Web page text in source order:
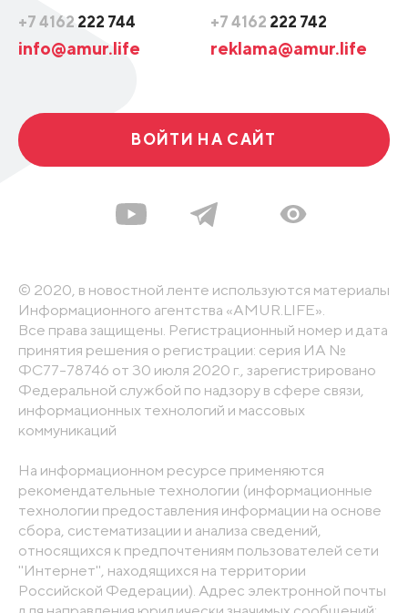
+7 4162 222 744
info@amur.life
+7 4162 222 742
reklama@amur.life
ВОЙТИ НА САЙТ
© 2020, в новостной ленте используются материалы
Информационного агентства «AMUR.LIFE».
Все права защищены. Регистрационный номер и дата
принятия решения о регистрации: серия ИА №
ФС77-78746 от 30 июля 2020 г., зарегистрировано
Федеральной службой по надзору в сфере связи,
информационных технологий и массовых
коммуникаций
На информационном ресурсе применяются
рекомендательные технологии (информационные
технологии предоставления информации на основе
сбора, систематизации и анализа сведений,
относящихся к предпочтениям пользователей сети
"Интернет", находящихся на территории
Российской Федерации). Адрес электронной почты